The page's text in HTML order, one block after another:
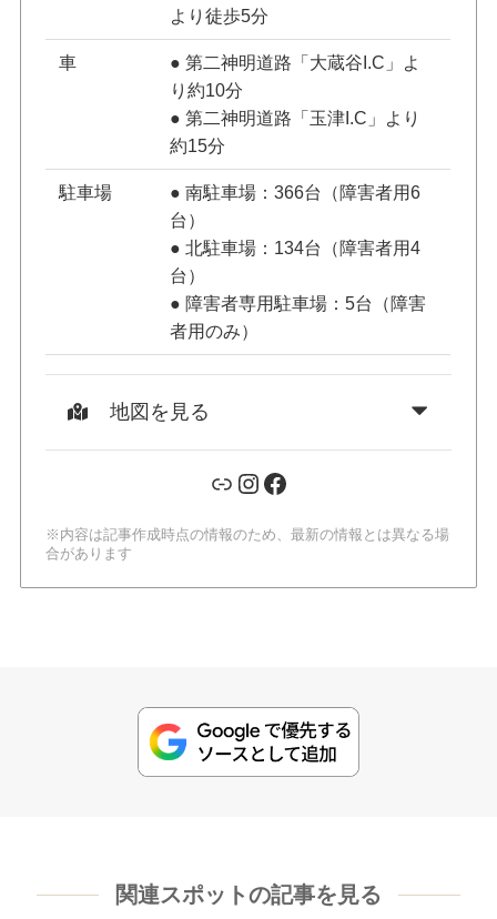
より徒歩5分
車
● 第二神明道路「大蔵谷I.C」よ
り約10分
● 第二神明道路「玉津I.C」より
約15分
駐車場
● 南駐車場：366台（障害者用6
台）
● 北駐車場：134台（障害者用4
台）
● 障害者専用駐車場：5台（障害
者用のみ）
地図を見る
リンク Instagram
Facebook
※内容は記事作成時点の情報のため、最新の情報とは異なる場
合があります
関連スポットの記事を見る